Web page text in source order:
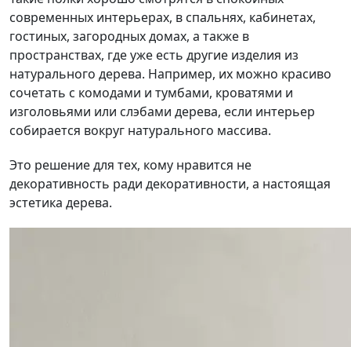
современных интерьерах, в спальнях, кабинетах,
гостиных, загородных домах, а также в
пространствах, где уже есть другие изделия из
натурального дерева. Например, их можно красиво
сочетать с комодами и тумбами, кроватями и
изголовьями или слэбами дерева, если интерьер
собирается вокруг натурального массива.
Это решение для тех, кому нравится не
декоративность ради декоративности, а настоящая
эстетика дерева.